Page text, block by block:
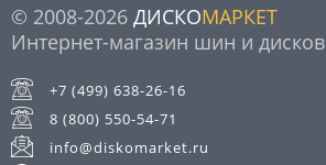
© 2008-2026 ДИСКОМАРКЕТ
Интернет-магазин шин и дисков
+7 (499) 638-26-16
8 (800) 550-54-71
info@diskomarket.ru